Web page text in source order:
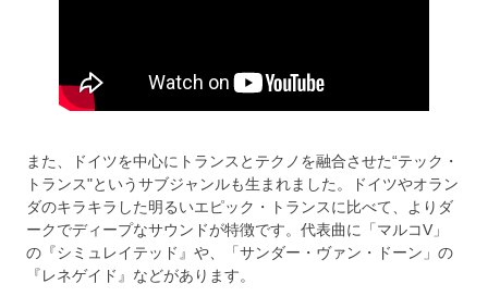
また、ドイツを中心にトランスとテクノを融合させた“テック・
トランス"というサブジャンルも生まれました。ドイツやオラン
ダのキラキラした明るいエピック・トランスに比べて、よりダ
ークでディープなサウンドが特徴です。代表曲に「マルコV」
の『シミュレイテッド』や、「サンダー・ヴァン・ドーン」の
『レネゲイド』などがあります。